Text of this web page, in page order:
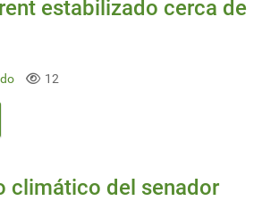
estabilizado cerca de
12
climático del senador